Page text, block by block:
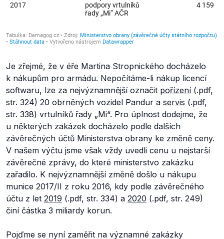
Je zřejmé, že v éře Martina Stropnického docházelo
k nákupům pro armádu. Nepočítáme-li nákup licencí
softwaru, lze za nejvýznamnější označit pořízení(.pdf,
str. 324) 20 obrněných vozidel Pandur a servis (.pdf,
str. 338) vrtulníků řady „Mi“. Pro úplnost dodejme, že
u některých zakázek docházelo podle dalších
závěrečných účtů Ministerstva obrany ke změně ceny.
V našem výčtu jsme však vždy uvedli cenu u nejstarší
závěrečné zprávy, do které ministerstvo zakázku
zařadilo. K nejvýznamnější změně došlo u nákupu
munice 2017/II z roku 2016, kdy podle závěrečného
účtu z let 2019 (.pdf, str. 334) a 2020 (.pdf, str. 249)
činí částka 3 miliardy korun.
Pojďme se nyní zaměřit na významné zakázky